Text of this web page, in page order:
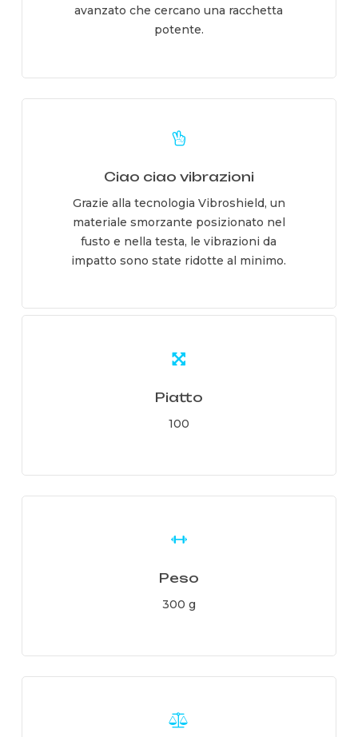
avanzato che cercano una racchetta
potente.
Ciao ciao vibrazioni
Grazie alla tecnologia Vibroshield, un
materiale smorzante posizionato nel
fusto e nella testa, le vibrazioni da
impatto sono state ridotte al minimo.
Piatto
100
Peso
300 g